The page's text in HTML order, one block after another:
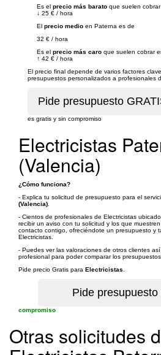
Es el precio más barato que suelen
↓ 25 € / hora
El precio medio en Paterna es de
32 € / hora
Es el precio más caro que suelen cobrar
↑ 42 € / hora
El precio final depende de varios factores
presupuestos personalizados a profesionales
es gratis y sin compromiso
Electricistas
(Valencia)
¿Cómo funciona?
- Explica tu solicitud de presupuesto para el
(Valencia)
- Cientos de profesionales de Electricistas
recibir un aviso con tu solicitud y los que
contacto contigo, ofreciéndote un presupuesto y
Electricistas.
- Puedes ver las valoraciones de otros clientes
profesional para poder comparar los
Pide precio Gratis para Electricistas
compromiso
Otras solicitudes